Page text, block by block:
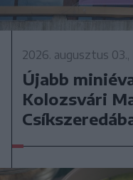
2026. augusztus
Újabb
Kolozsvári